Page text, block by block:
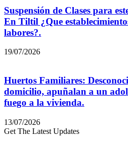
Suspensión de Clases para
En Tiltil ¿Que
labores?.
19/07/2026
Huertos Familiares:
domicilio, apuñalan a un
fuego a la vivienda.
13/07/2026
Get The Latest Updates